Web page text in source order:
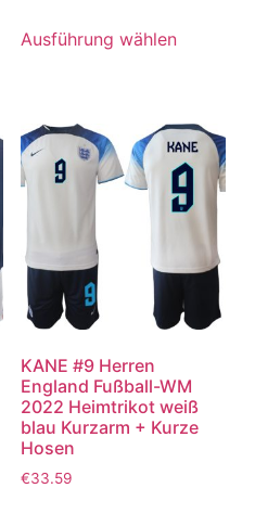
Ausführung wählen
KANE #9 Herren
England Fußball-WM
2022 Heimtrikot weiß
blau Kurzarm + Kurze
Hosen
€33.59